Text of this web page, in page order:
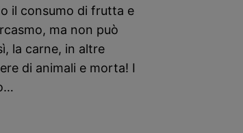
il consumo di frutta e
ma non può
la carne, in altre
di animali e morta! I